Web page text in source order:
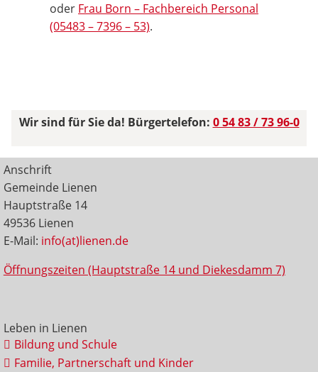
oder Frau Born – Fachbereich Personal
(05483 – 7396 – 53).
Wir sind für Sie da! Bürgertelefon: 0 54 83 / 73 96-0
Anschrift
Gemeinde Lienen
Hauptstraße 14
49536 Lienen
E-Mail: info(at)lienen.de
Öffnungszeiten (Hauptstraße 14 und Diekesdamm 7)
Leben in Lienen
Bildung und Schule
Familie, Partnerschaft und Kinder